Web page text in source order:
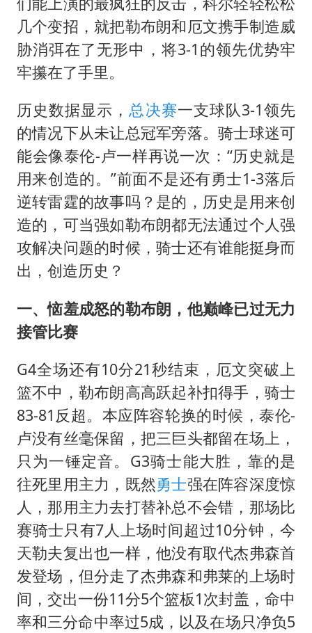
多专业取消艺考 文化工作者要有文化
“银行午休1.5小时”留个窗口行不行
几个变招，就把勒布朗和厄文携手制造威
胁消弭在了无形中，将3-1的领先优势牢
牢攥在了手里。
历史数据显示，总决赛一支球队3-1领先
的情况下从未让总冠军旁落。骑士球迷可
能会像泰伦-卢一样再说一次：“历史就是
用来创造的。”前面不是还有勇士1-3落后
逆转雷霆的故事吗？是的，历史是用来创
造的，可当强如勒布朗都无法通过个人强
攻解决问题的时候，骑士还有谁能挺身而
出，创造历史？
一、恼羞成怒的勒布朗，他巅峰已过无力
接管比赛
G4全场还有10分21秒结束，厄文突破上
篮不中，勒布朗高高跃起补扣得手，骑士
83-81反超。本应阵容轮换的时候，泰伦-
卢没有丝毫保留，把三巨头都留在场上，
只为一锤定音。G3骑士能大胜，靠的是
往死里用主力，既然勇士强在阵容深度惊
人，那用主力去打替补总不会错，那场比
赛骑士只有7人上场时间超过10分钟，今
天勒夫复出也一样，他没有取代杰弗森首
发登场，但分走了杰弗森和弗莱的上场时
间，交出一份11分5个篮板1次封盖，命中
率和三分命中率过5成，以及在场只净负5